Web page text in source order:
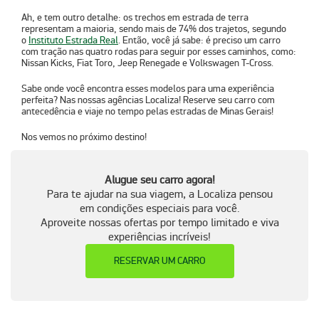
Ah, e tem outro detalhe: os trechos em estrada de terra
representam a maioria, sendo mais de 74% dos trajetos, segundo
o Instituto Estrada Real. Então, você já sabe: é preciso um carro
com tração nas quatro rodas para seguir por esses caminhos, como:
Nissan Kicks, Fiat Toro, Jeep Renegade e Volkswagen T-Cross.
Sabe onde você encontra esses modelos para uma experiência
perfeita? Nas nossas agências Localiza! Reserve seu carro com
antecedência e viaje no tempo pelas estradas de Minas Gerais!
Nos vemos no próximo destino!
Alugue seu carro agora!
Para te ajudar na sua viagem, a Localiza pensou
em condições especiais para você.
Aproveite nossas ofertas por tempo limitado e viva
experiências incríveis!
RESERVAR UM CARRO